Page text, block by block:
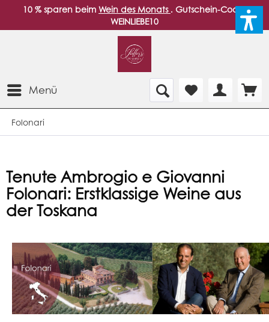
10 % sparen beim Wein des Monats . Gutschein-Code:
WEINLIEBE10
Menü
Folonari
Tenute Ambrogio e Giovanni
Folonari: Erstklassige Weine aus
der Toskana